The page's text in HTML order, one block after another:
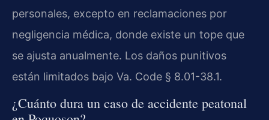
personales, excepto en reclamaciones por
negligencia médica, donde existe un tope que
se ajusta anualmente. Los daños punitivos
están limitados bajo Va. Code § 8.01-38.1.
¿Cuánto dura un caso de accidente peatonal